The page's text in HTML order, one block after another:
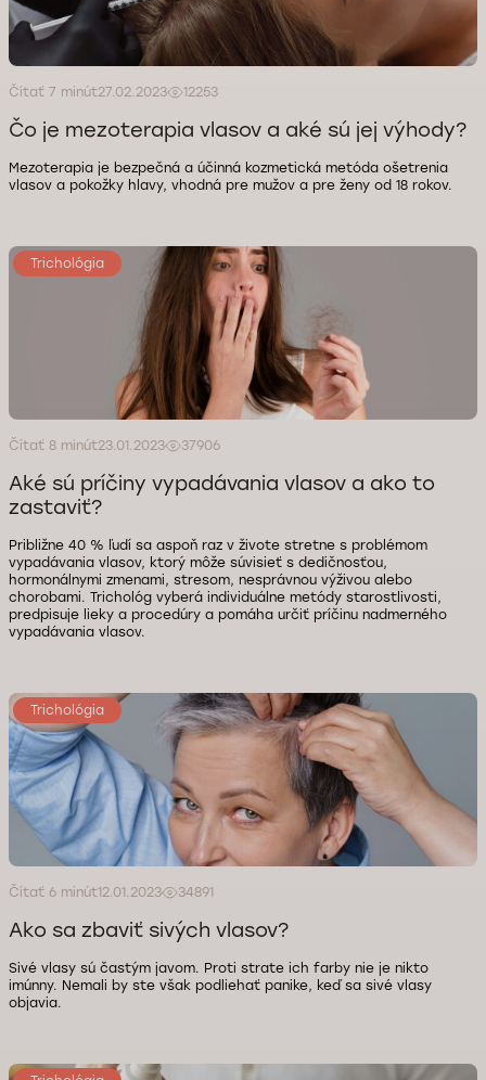
Čítať 7 minút27.02.2023 12253
Čo je mezoterapia vlasov a aké sú jej výhody?
Mezoterapia je bezpečná a účinná kozmetická metóda ošetrenia
vlasov a pokožky hlavy, vhodná pre mužov a pre ženy od 18 rokov.
Trichológia
Čítať 8 minút23.01.2023 37906
Aké sú príčiny vypadávania vlasov a ako to
zastaviť?
Približne 40 % ľudí sa aspoň raz v živote stretne s problémom
vypadávania vlasov, ktorý môže súvisieť s dedičnosťou,
hormonálnymi zmenami, stresom, nesprávnou výživou alebo
chorobami. Trichológ vyberá individuálne metódy starostlivosti,
predpisuje lieky a procedúry a pomáha určiť príčinu nadmerného
vypadávania vlasov.
Trichológia
Čítať 6 minút12.01.2023 34891
Ako sa zbaviť sivých vlasov?
Sivé vlasy sú častým javom. Proti strate ich farby nie je nikto
imúnny. Nemali by ste však podliehať panike, keď sa sivé vlasy
objavia.